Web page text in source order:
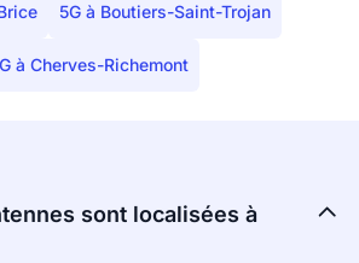
5G à Boutiers-Saint-Trojan
à Cherves-Richemont
sont localisées à